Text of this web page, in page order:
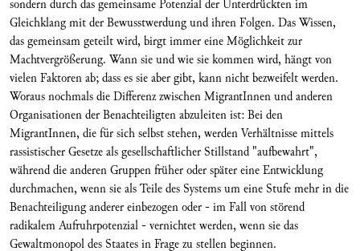
sondern durch das gemeinsame Potenzial der Unterdrückten im
Gleichklang mit der Bewusstwerdung und ihren Folgen. Das Wissen,
das gemeinsam geteilt wird, birgt immer eine Möglichkeit zur
Machtvergrößerung. Wann sie und wie sie kommen wird, hängt von
vielen Faktoren ab; dass es sie aber gibt, kann nicht bezweifelt werden.
Woraus nochmals die Differenz zwischen MigrantInnen und anderen
Organisationen der Benachteiligten abzuleiten ist: Bei den
MigrantInnen, die für sich selbst stehen, werden Verhältnisse mittels
rassistischer Gesetze als gesellschaftlicher Stillstand "aufbewahrt",
während die anderen Gruppen früher oder später eine Entwicklung
durchmachen, wenn sie als Teile des Systems um eine Stufe mehr in die
Benachteiligung anderer einbezogen oder - im Fall von störend
radikalem Aufruhrpotenzial - vernichtet werden, wenn sie das
Gewaltmonopol des Staates in Frage zu stellen beginnen.